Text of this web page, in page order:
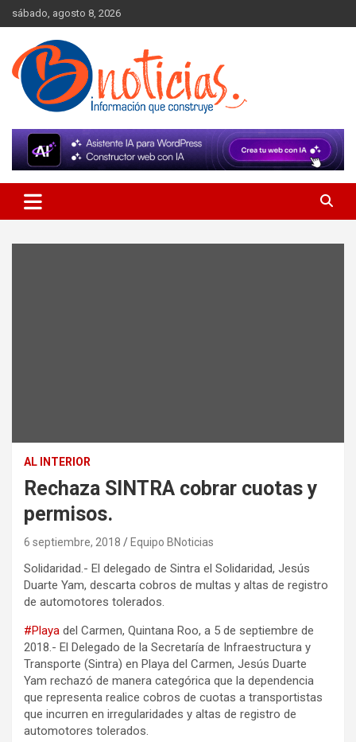
Skip
to
content
sábado, agosto 8, 2026
BNoticias
AL INTERIOR
Rechaza SINTRA cobrar cuotas y
permisos.
6 septiembre, 2018 Equipo BNoticias
Solidaridad.- El delegado de Sintra el Solidaridad, Jesús
Duarte Yam, descarta cobros de multas y altas de registro
de automotores tolerados.
#Playa del Carmen, Quintana Roo, a 5 de septiembre de
2018.- El Delegado de la Secretaría de Infraestructura y
Transporte (Sintra) en Playa del Carmen, Jesús Duarte
Yam rechazó de manera categórica que la dependencia
que representa realice cobros de cuotas a transportistas
que incurren en irregularidades y altas de registro de
automotores tolerados.